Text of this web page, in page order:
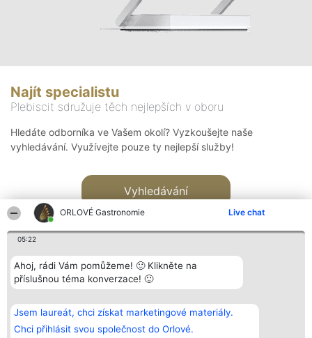
ORLOVÉ Gastronomie Live chat
05:22
Ahoj, rádi Vám pomůžeme! 🙂 Klikněte na
příslušnou téma konverzace! 🙂
Jsem laureát, chci získat marketingové materiály.
Chci přihlásit svou společnost do Orlové.
Najít specialistu
Plebiscit sdružuje těch nejlepších v oboru
Hledáte odborníka ve Vašem okolí? Vyzkoušejte naše
vyhledávání. Využívejte pouze ty nejlepší služby!
Vyhledávání
Bright Side Solutions sp. z o.
o. sp. k.
ul. Ruska 22
Wrocław 50-079
Vítězové
Seznam všech
laureátů
Zásady
Kontakt